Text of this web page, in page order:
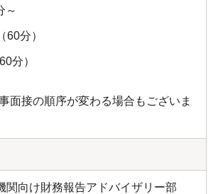
～
60分）
分）
面接の順序が変わる場合もございま
関向け財務報告アドバイザリー部